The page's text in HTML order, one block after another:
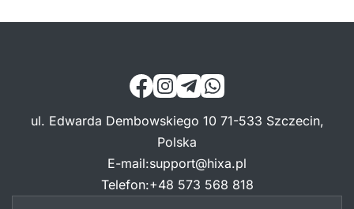
ul. Edwarda Dembowskiego 10 71-533 Szczecin,
Polska
E-mail:support@hixa.pl
Telefon:+48 573 568 818